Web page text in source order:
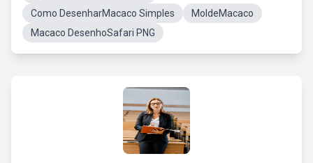
Como DesenharMacaco Simples
MoldeMacaco
Macaco DesenhoSafari PNG